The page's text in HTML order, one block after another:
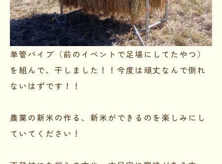
単管パイプ（前のイベントで足場にしてたやつ）
を組んで、干しました！！今度は頑丈なんで倒れ
ないはずです！！
農業の新米の作る、新米ができるのを楽しみにし
ていてください！